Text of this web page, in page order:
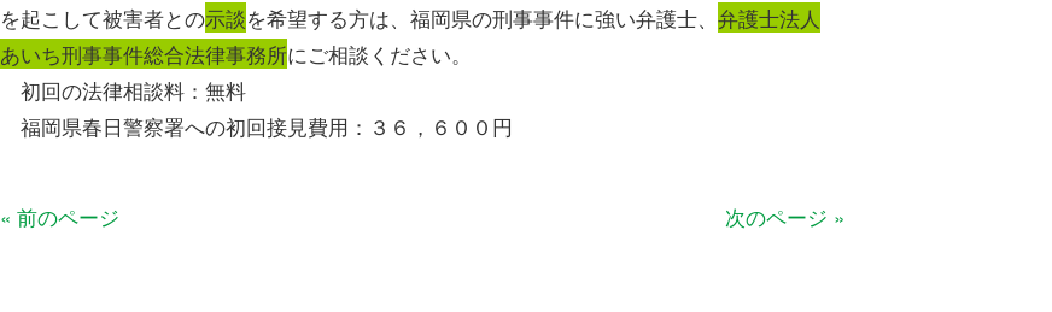
を起こして被害者との示談を希望する方は、福岡県の刑事事件に強い弁護士、 弁護士法人
あいち刑事事件総合法律事務所にご相談ください。
初回の法律相談料：無料
福岡県春日警察署への初回接見費用：３６，６００円
« 前のページ 次のページ »